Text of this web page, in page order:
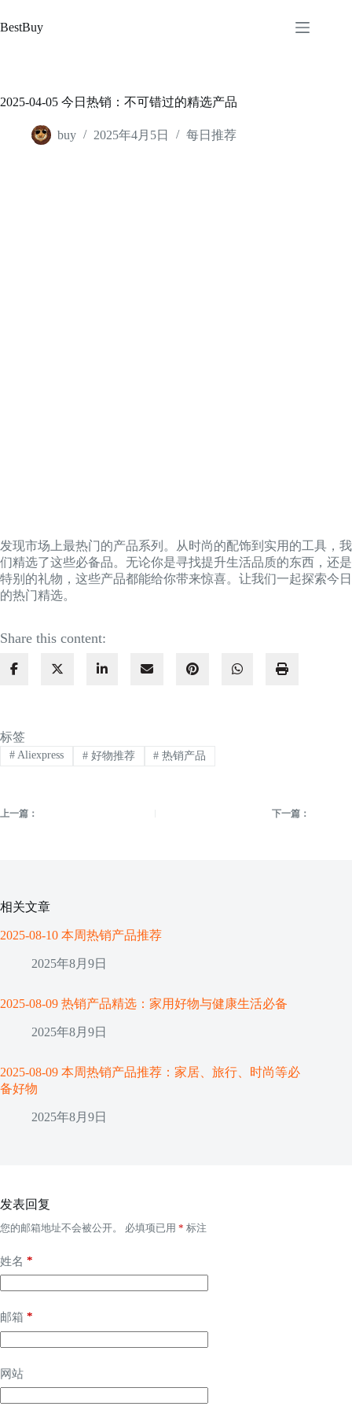
至
BestBuy
2025-04-05 今日热销：不可错过的精选产品
buy 2025年4月5日 每日推荐
发现市场上最热门的产品系列。从时尚的配饰到实用的工具，我
们精选了这些必备品。无论你是寻找提升生活品质的东西，还是
特别的礼物，这些产品都能给你带来惊喜。让我们一起探索今日
的热门精选。
Share this content:
标签
#Aliexpress #好物推荐 # 热销产品
上一篇： 下一篇：
相关文章
2025-08-10 本周热销产品推荐
2025年8月9日
2025-08-09 热销产品精选：家用好物与健康生活必备
2025年8月9日
2025-08-09 本周热销产品推荐：家居、旅行、时尚等必
备好物
2025年8月9日
发表回复
您的邮箱地址不会被公开。 必填项已用 * 标注
姓名 *
邮箱 *
网站